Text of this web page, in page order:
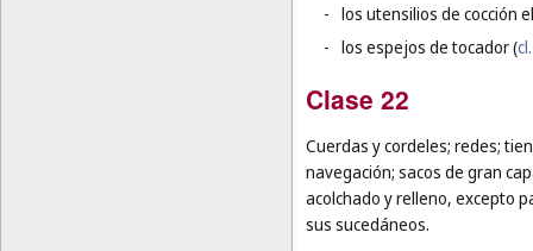
- los utensilios de cocción
- los espejos de tocador (
Clase 22
Cuerdas y cordeles; redes;
navegación; sacos de gran
acolchado y relleno, excepto
sus sucedáneos.